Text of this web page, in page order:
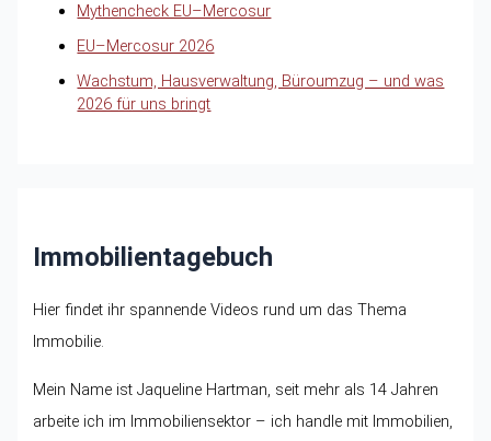
Mythencheck EU–Mercosur
EU–Mercosur 2026
Wachstum, Hausverwaltung, Büroumzug – und was
2026 für uns bringt
Immobilientagebuch
Hier findet ihr spannende Videos rund um das Thema
Immobilie.
Mein Name ist Jaqueline Hartman, seit mehr als 14 Jahren
arbeite ich im Immobiliensektor – ich handle mit Immobilien,